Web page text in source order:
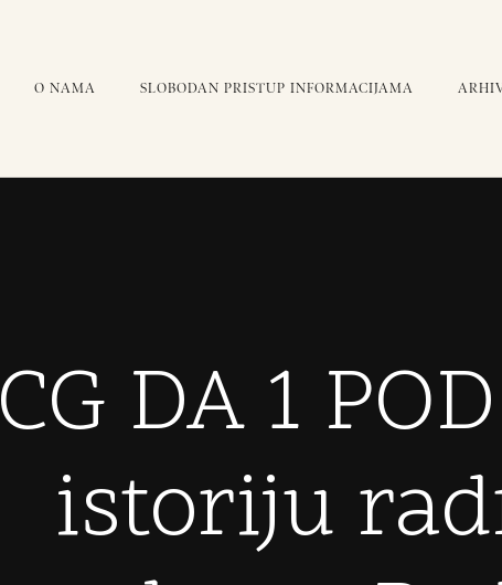
O NAMA SLOBODAN PRISTUP INFORMACIJAMA
CG DA 1
istoriju